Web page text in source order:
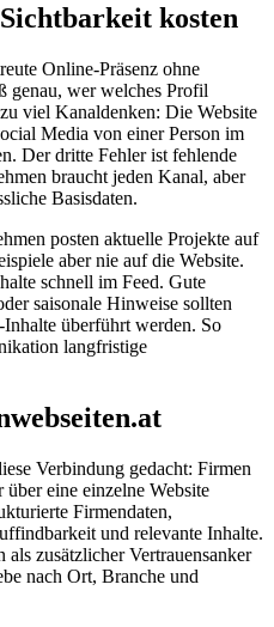
kosten
Online-Präsenz ohne
genau, wer welches Profil
viel Kanaldenken: Die Website
Media von einer Person im
Der dritte Fehler ist fehlende
braucht jeden Kanal, aber
Basisdaten.
posten aktuelle Projekte auf
aber nie auf die Website.
schnell im Feed. Gute
saisonale Hinweise sollten
überführt werden. So
langfristige
Verbindung gedacht: Firmen
eine einzelne Website
Firmendaten,
und relevante Inhalte.
zusätzlicher Vertrauensanker
nach Ort, Branche und